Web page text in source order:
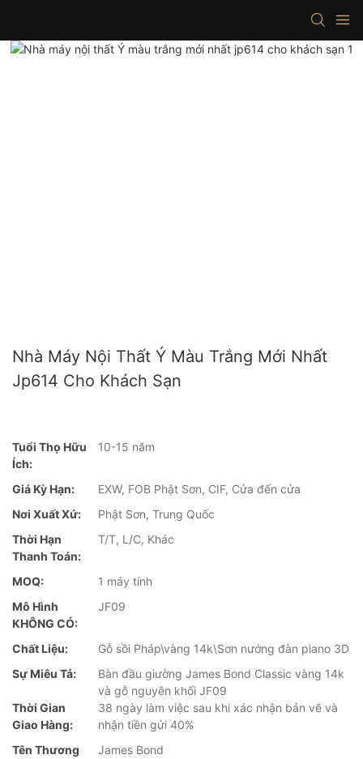
Nhà Máy Nội Thất Ý Màu Trắng Mới Nhất
Jp614 Cho Khách Sạn
Tuổi Thọ Hữu
Ích:
10-15 năm
Giá Kỳ Hạn:
EXW, FOB Phật Sơn, CIF, Cửa đến cửa
Nơi Xuất Xứ:
Phật Sơn, Trung Quốc
Thời Hạn
Thanh Toán:
T/T, L/C, Khác
MOQ:
1 máy tính
Mô Hình
KHÔNG CÓ:
JF09
Chất Liệu:
Gỗ sồi Pháp\vàng 14k\Sơn nướng đàn piano 3D
Sự Miêu Tả:
Bàn đầu giường James Bond Classic vàng 14k
và gỗ nguyên khối JF09
Thời Gian
Giao Hàng:
38 ngày làm việc sau khi xác nhận bản vẽ và
nhận tiền gửi 40%
Tên Thương
James Bond